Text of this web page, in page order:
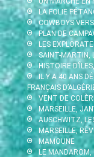
LA FOLIE
COWBOYS
PLAN DE
LES
SAINT-MARTIN,
HISTOIRE
IL Y A 40 ANS
FRANÇAIS
VENT DE
MARSEILLE,
AUSCHWITZ,
MARSEILLE,
MAMOUNE
LE